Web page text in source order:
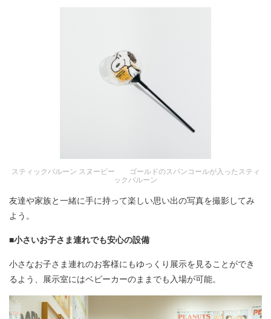
スティックバルーン スヌーピー ゴールドのスパンコールが入ったスティ
ックバルーン
友達や家族と一緒に手に持って楽しい思い出の写真を撮影してみ
よう。
■小さいお子さま連れでも安心の設備
小さなお子さま連れのお客様にもゆっくり展示を見ることができ
るよう、展示室にはベビーカーのままでも入場が可能。